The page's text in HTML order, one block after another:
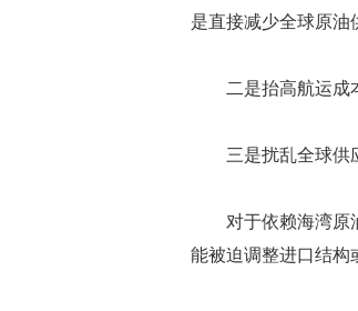
是直接减少全球原油
二是抬高航运成本
三是扰乱全球供应
对于依赖海湾原油
能被迫调整进口结构